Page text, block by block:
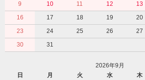
9
10 11 12 13
16
17 18 19 20
23
24 25 26 27
30
31
2026年9月
日
月 火 水 木